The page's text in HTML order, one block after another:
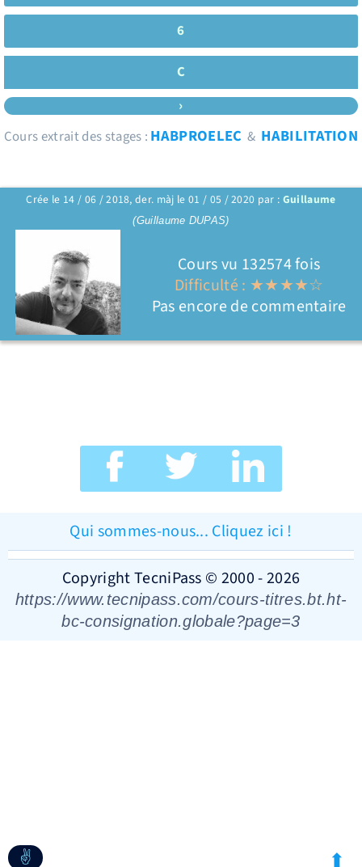
6
C
›
Cours extrait des stages : HABPROELEC & HABILITATION
Crée le 14 / 06 / 2018, der. màj le 01 / 05 / 2020 par : Guillaume
(Guillaume DUPAS)
Cours vu 132574 fois
Difficulté : ★★★★☆
Pas encore de commentaire
Qui sommes-nous... Cliquez ici !
Copyright TecniPass © 2000 - 2026
https://www.tecnipass.com/cours-titres.bt.ht-
bc-consignation.globale?page=3
✌